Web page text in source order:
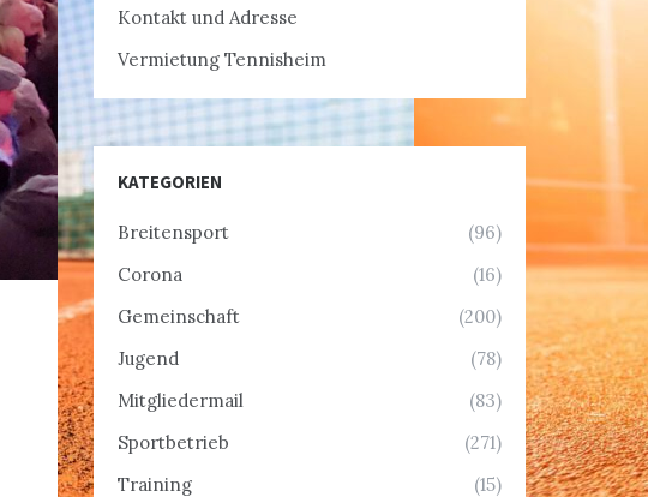
Kontakt und Adresse
Vermietung Tennisheim
KATEGORIEN
Breitensport
(96)
Corona
(16)
Gemeinschaft
(200)
Jugend
(78)
Mitgliedermail
(83)
Sportbetrieb
(271)
Training
(15)